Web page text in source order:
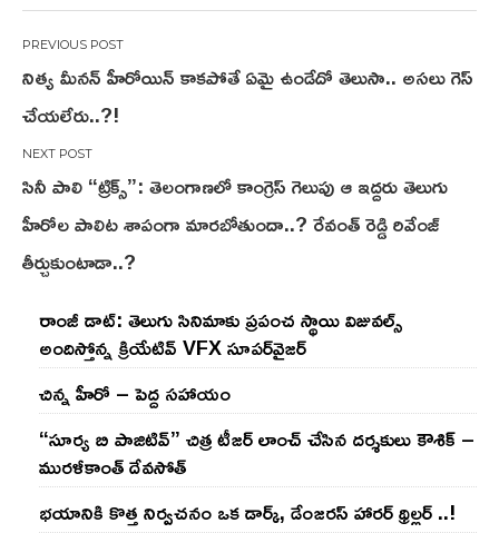
Post
navigation
నిత్య మీనన్ హీరోయిన్ కాకపోతే ఏమై ఉండేదో తెలుసా.. అసలు గెస్
చేయలేరు..?!
సినీ పాలి “ట్రిక్స్”: తెలంగాణలో కాంగ్రెస్ గెలుపు ఆ ఇద్దరు తెలుగు
హీరోల పాలిట శాపంగా మారబోతుందా..? రేవంత్ రెడ్డి రివేంజ్
తీర్చుకుంటాడా..?
రాంజీ డాట్: తెలుగు సినిమాకు ప్రపంచ స్థాయి విజువల్స్
అందిస్తోన్న క్రియేటివ్ VFX సూపర్‌వైజర్
చిన్న హీరో – పెద్ద సహాయం
“సూర్య బి పాజిటివ్” చిత్ర టీజర్ లాంచ్ చేసిన‌ దర్శకులు కౌశిక్ –
మురళీకాంత్ దేవసోత్
భయానికి కొత్త నిర్వచనం ఒక డార్క్, డేంజరస్ హారర్ థ్రిల్లర్ ..!